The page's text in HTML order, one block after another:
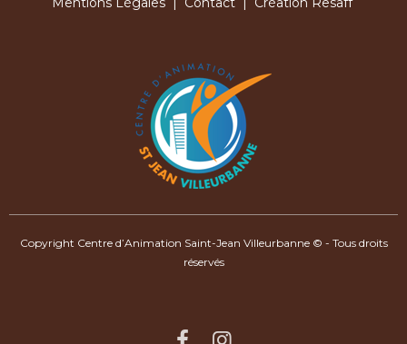
Copyright Centre d’Animation Saint-Jean Villeurbanne © - Tous droits
réservés